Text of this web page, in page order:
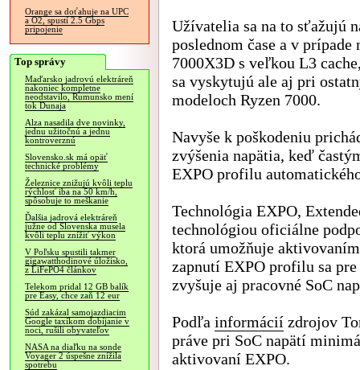
Orange sa doťahuje na UPC
a O2, spustí 2.5 Gbps
pripojenie
Top správy
Maďarsko jadrovú elektráreň
nakoniec kompletne
neodstavilo, Rumunsko mení
tok Dunaja
Alza nasadila dve novinky,
jednu užitočnú a jednu
kontroverznú
Slovensko.sk má opäť
technické problémy
Železnice znižujú kvôli teplu
rýchlosť iba na 50 km/h,
spôsobuje to meškanie
Ďalšia jadrová elektráreň
južne od Slovenska musela
kvôli teplu znížiť výkon
V Poľsku spustili takmer
gigawatthodinové úložisko,
z LiFePO4 článkov
Telekom pridal 12 GB balík
pre Easy, chce zaň 12 eur
Súd zakázal samojazdiacim
Google taxíkom dobíjanie v
noci, rušili obyvateľov
NASA na diaľku na sonde
Voyager 2 úspešne znížila
spotrebu
Užívatelia sa na to sťažujú
poslednom čase a v prípade
7000X3D s veľkou L3
sa vyskytujú ale aj pri
modeloch Ryzen 7000.
Navyše k poškodeniu
zvýšenia napätia, keď
EXPO profilu
Technológia EXPO,
technológiou oficiálne
ktorá umožňuje
zapnutí EXPO profilu sa
zvyšuje aj pracovné SoC
Podľa informácií zdrojov
práve pri SoC napätí
aktivovaní EXPO.